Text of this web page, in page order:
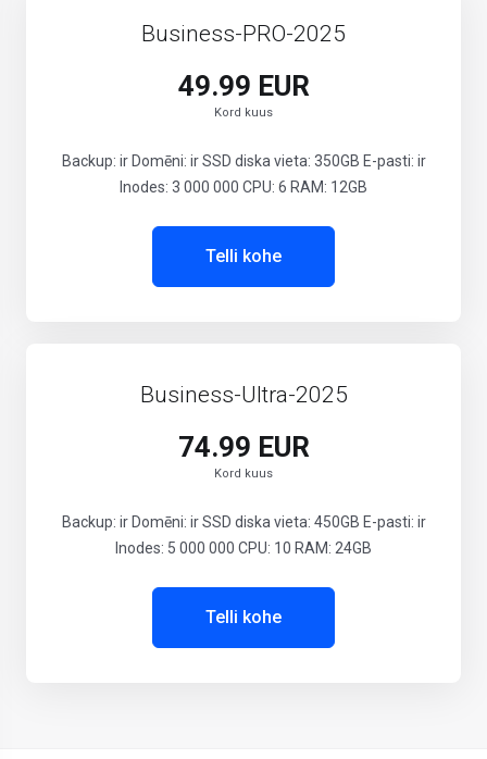
Business-PRO-2025
49.99 EUR
Kord kuus
Backup: ir Domēni: ir SSD diska vieta: 350GB E-pasti: ir
Inodes: 3 000 000 CPU: 6 RAM: 12GB
Telli kohe
Business-Ultra-2025
74.99 EUR
Kord kuus
Backup: ir Domēni: ir SSD diska vieta: 450GB E-pasti: ir
Inodes: 5 000 000 CPU: 10 RAM: 24GB
Telli kohe